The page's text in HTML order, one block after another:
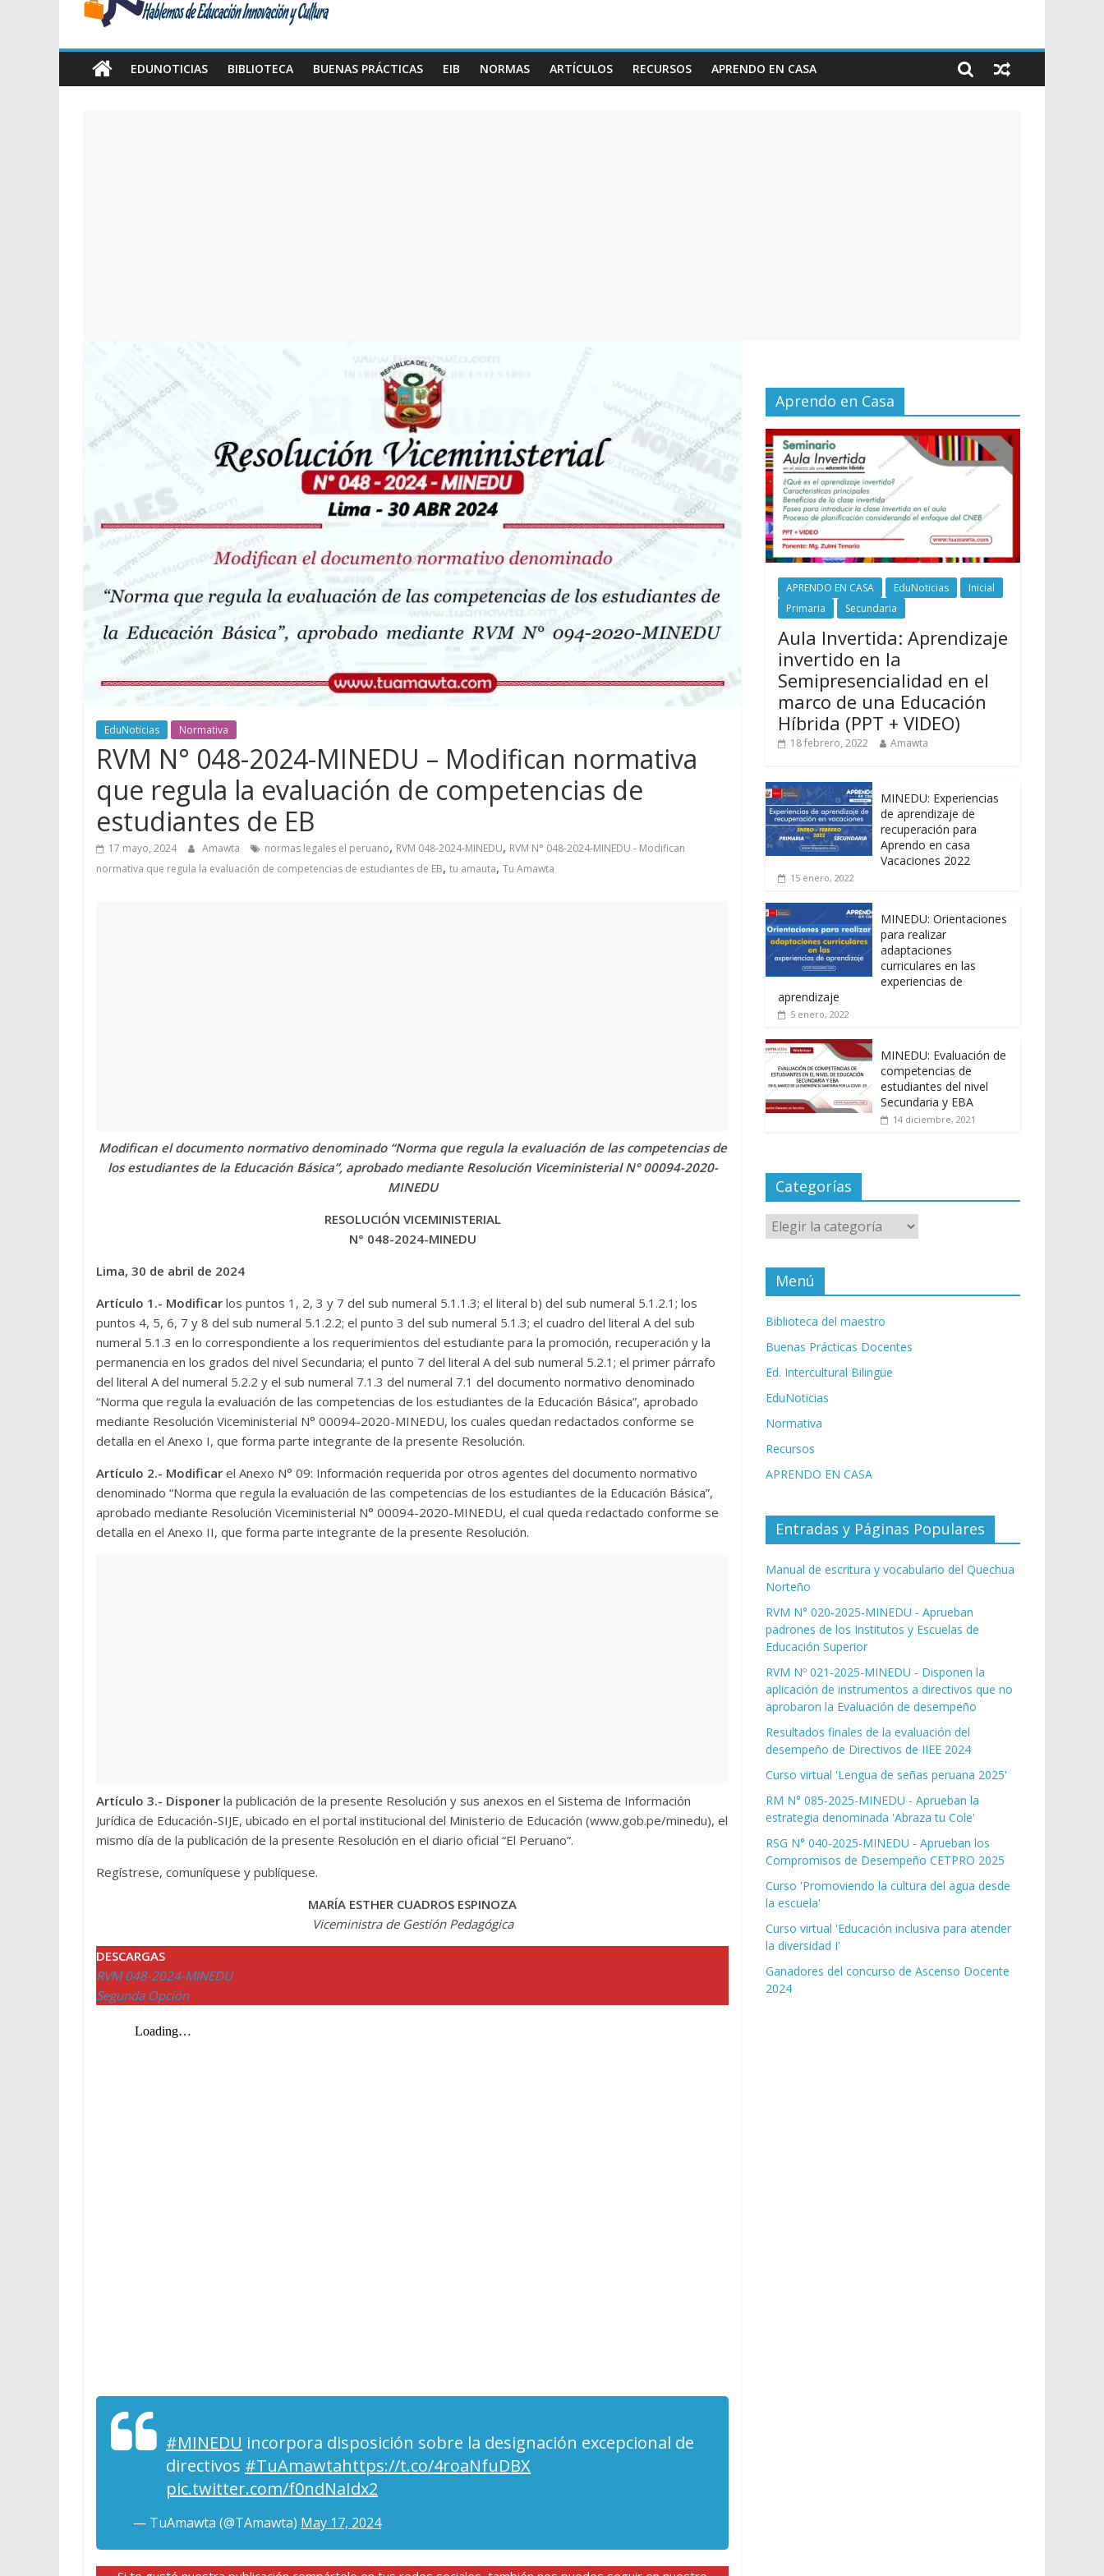
Educación,
EDUNOTICIAS BIBLIOTECA BUENAS PRÁCTICAS EIB NORMAS ARTÍCULOS RECURSOS APRENDO EN CASA
EduNoticias Normativa
RVM N° 048-2024-MINEDU – Modifican normativa
que regula la evaluación de competencias de
estudiantes de EB
17 mayo, 2024 Amawta normas legales el peruano, RVM 048-2024-MINEDU, RVM N° 048-2024-MINEDU - Modifican
normativa que regula la evaluación de competencias de estudiantes de EB, tu amauta, Tu Amawta
Modifican el documento normativo denominado “Norma que regula la evaluación de las competencias de
los estudiantes de la Educación Básica”, aprobado mediante Resolución Viceministerial N° 00094-2020-
MINEDU
RESOLUCIÓN VICEMINISTERIAL
N° 048-2024-MINEDU
Lima, 30 de abril de 2024
Artículo 1.- Modificar los puntos 1, 2, 3 y 7 del sub numeral 5.1.1.3; el literal b) del sub numeral 5.1.2.1; los
puntos 4, 5, 6, 7 y 8 del sub numeral 5.1.2.2; el punto 3 del sub numeral 5.1.3; el cuadro del literal A del sub
numeral 5.1.3 en lo correspondiente a los requerimientos del estudiante para la promoción, recuperación y la
permanencia en los grados del nivel Secundaria; el punto 7 del literal A del sub numeral 5.2.1; el primer párrafo
del literal A del numeral 5.2.2 y el sub numeral 7.1.3 del numeral 7.1 del documento normativo denominado
“Norma que regula la evaluación de las competencias de los estudiantes de la Educación Básica”, aprobado
mediante Resolución Viceministerial N° 00094-2020-MINEDU, los cuales quedan redactados conforme se
detalla en el Anexo I, que forma parte integrante de la presente Resolución.
Artículo 2.- Modificar el Anexo N° 09: Información requerida por otros agentes del documento normativo
denominado “Norma que regula la evaluación de las competencias de los estudiantes de la Educación Básica”,
aprobado mediante Resolución Viceministerial N° 00094-2020-MINEDU, el cual queda redactado conforme se
detalla en el Anexo II, que forma parte integrante de la presente Resolución.
Artículo 3.- Disponer la publicación de la presente Resolución y sus anexos en el Sistema de Información
Jurídica de Educación-SIJE, ubicado en el portal institucional del Ministerio de Educación (www.gob.pe/minedu), el
mismo día de la publicación de la presente Resolución en el diario oficial “El Peruano”.
Regístrese, comuníquese y publíquese.
MARÍA ESTHER CUADROS ESPINOZA
Viceministra de Gestión Pedagógica
DESCARGAS
RVM 048-2024-MINEDU
Segunda Opción
#MINEDU incorpora disposición sobre la designación excepcional de
directivos #TuAmawtahttps://t.co/4roaNfuDBX
pic.twitter.com/f0ndNaIdx2
— TuAmawta (@TAmawta) May 17, 2024
Aprendo en Casa
APRENDO EN CASA EduNoticias
Inicial
Primaria
Secundaria
Aula Invertida: Aprendizaje
invertido en la
Semipresencialidad en el
marco de una Educación
Híbrida (PPT + VIDEO)
18 febrero, 2022 Amawta
MINEDU: Experiencias
de aprendizaje de
recuperación para
Aprendo en casa
Vacaciones 2022
15 enero, 2022
MINEDU: Orientaciones
para realizar
adaptaciones
curriculares en las
experiencias de
aprendizaje
5 enero, 2022
MINEDU: Evaluación de
competencias de
estudiantes del nivel
Secundaria y EBA
14 diciembre, 2021
Categorías
Categorías
Menú
Biblioteca del maestro
Buenas Prácticas Docentes
Ed. Intercultural Bilingüe
EduNoticias
Normativa
Recursos
APRENDO EN CASA
Entradas y Páginas Populares
Manual de escritura y vocabulario del Quechua
Norteño
RVM N° 020-2025-MINEDU - Aprueban
padrones de los Institutos y Escuelas de
Educación Superior
RVM Nº 021-2025-MINEDU - Disponen la
aplicación de instrumentos a directivos que no
aprobaron la Evaluación de desempeño
Resultados finales de la evaluación del
desempeño de Directivos de IIEE 2024
Curso virtual 'Lengua de señas peruana 2025'
RM N° 085-2025-MINEDU - Aprueban la
estrategia denominada 'Abraza tu Cole'
RSG N° 040-2025-MINEDU - Aprueban los
Compromisos de Desempeño CETPRO 2025
Curso 'Promoviendo la cultura del agua desde
la escuela'
Curso virtual 'Educación inclusiva para atender
la diversidad I'
Ganadores del concurso de Ascenso Docente
2024